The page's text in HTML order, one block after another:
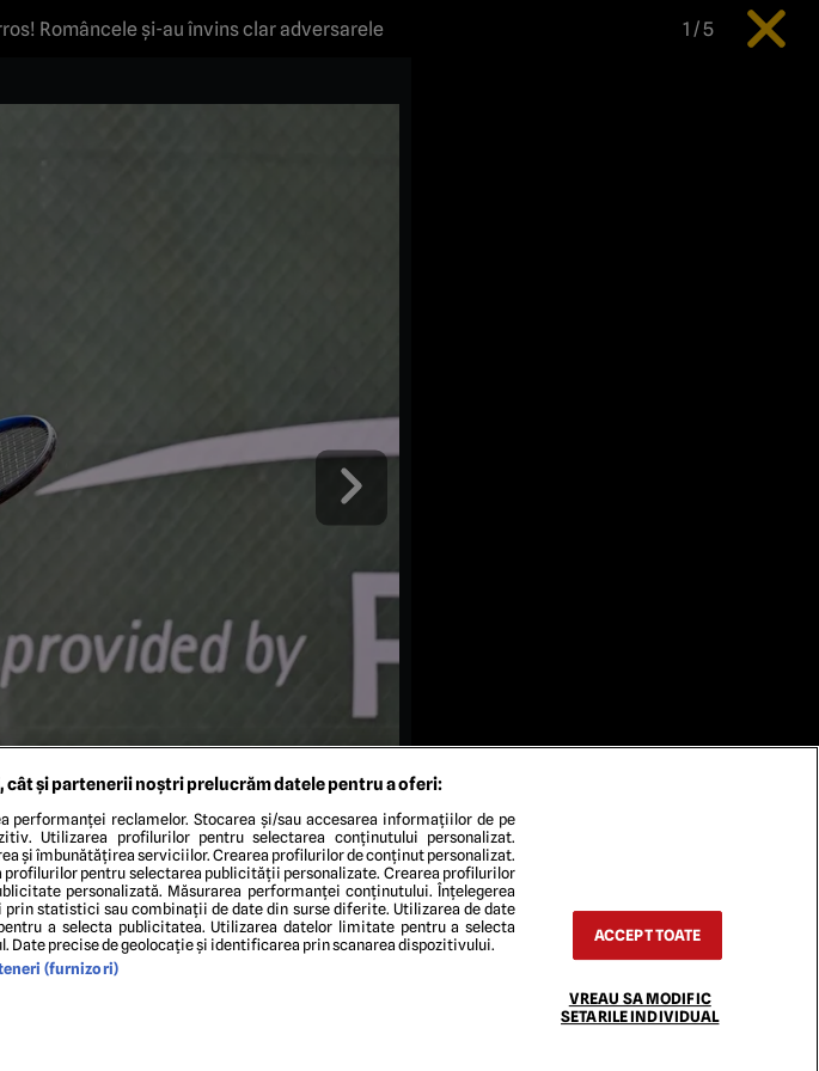
Româncele și-au învins clar adversarele 1 /5
cât și partenerii noștri prelucrăm datele pentru a oferi:
performanței reclamelor. Stocarea și/sau accesarea informațiilor de pe
Utilizarea profilurilor pentru selectarea conținutului personalizat.
și îmbunătățirea serviciilor. Crearea profilurilor de conținut personalizat.
profilurilor pentru selectarea publicității personalizate. Crearea profilurilor
personalizată. Măsurarea performanței conținutului. Înțelegerea
prin statistici sau combinații de date din surse diferite. Utilizarea de date
a selecta publicitatea. Utilizarea datelor limitate pentru a selecta
Date precise de geolocație și identificarea prin scanarea dispozitivului.
(furnizori)
ACCEPT TOATE
VREAU SA MODIFIC
SETARILE INDIVIDUAL